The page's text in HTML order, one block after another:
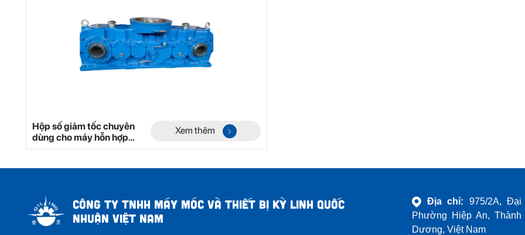
Hộp số giảm tốc chuyên
dùng cho máy hỗn hợp
hai trục không trọng lực
Xem thêm
CÔNG TY TNHH MÁY MÓC VÀ THIẾT BỊ KỲ LINH QUỐC
NHUẬN VIỆT NAM
Địa chỉ: 975/2A,
Phường Hiệp An,
Dương, Việt Nam